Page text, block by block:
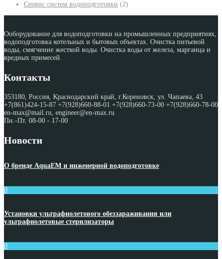
Сервис систем водоподготовки (2)
Ооборудование для водоподготовки на промышленных предприятиях,
водоподготовка котельных и бытовых объектах. Очистка питьевой
воды, смягчение жесткой воды. Очистка воды от железа, марганца и
вредных примесей.
Контакты
353180, Россия, Краснодарский край, г.Кореновск, ул. Чапаева, 43
+7(861)424-15-87 +7(928)660-88-01 +7(928)660-73-00 +7(928)660-78-00
en-max@mail.ru, engineer@en-max.ru
Пн.-Пт. 08-00 - 17-00
Новости
О бренде AquaEM и инженерной водоподготовке
0
Установки ультрафиолетового обеззараживания или
ультрафиолетовые стерилизаторы
0